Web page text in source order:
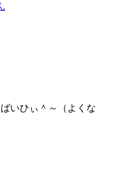
いひぃ＾～（よくな